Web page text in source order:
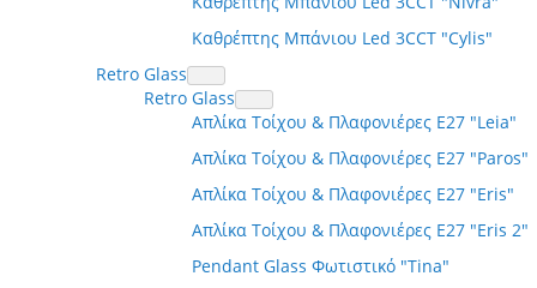
Καθρέπτης Μπάνιου Led 3CCT "Cylis"
Retro Glass
Retro Glass
Απλίκα Τοίχου & Πλαφονιέρες Ε27 "Leia"
Απλίκα Τοίχου & Πλαφονιέρες Ε27 "Paros"
Απλίκα Τοίχου & Πλαφονιέρες Ε27 "Eris"
Απλίκα Τοίχου & Πλαφονιέρες Ε27 "Eris 2"
Pendant Glass Φωτιστικό "Τina"